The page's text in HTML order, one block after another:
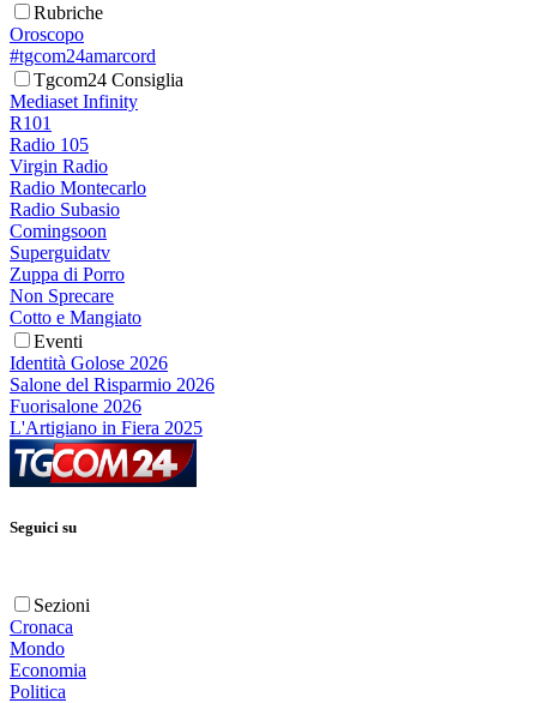
Rubriche
Oroscopo
#tgcom24amarcord
Tgcom24 Consiglia
Mediaset Infinity
R101
Radio 105
Virgin Radio
Radio Montecarlo
Radio Subasio
Comingsoon
Superguidatv
Zuppa di Porro
Non Sprecare
Cotto e Mangiato
Eventi
Identità Golose 2026
Salone del Risparmio 2026
Fuorisalone 2026
L'Artigiano in Fiera 2025
Seguici su
Sezioni
Cronaca
Mondo
Economia
Politica